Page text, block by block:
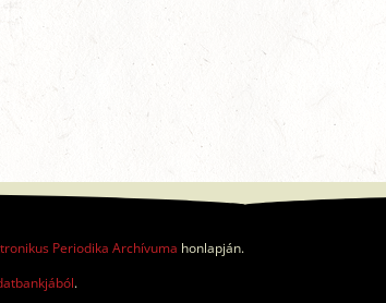
Periodika Archívuma honlapján.
.